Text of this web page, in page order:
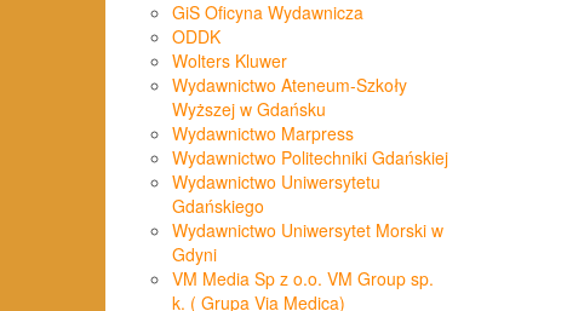
GiS Oficyna Wydawnicza
ODDK
Wolters Kluwer
Wydawnictwo Ateneum-Szkoły
Wyższej w Gdańsku
Wydawnictwo Marpress
Wydawnictwo Politechniki Gdańskiej
Wydawnictwo Uniwersytetu
Gdańskiego
Wydawnictwo Uniwersytet Morski w
Gdyni
VM Media Sp z o.o. VM Group sp.
k. ( Grupa Via Medica)